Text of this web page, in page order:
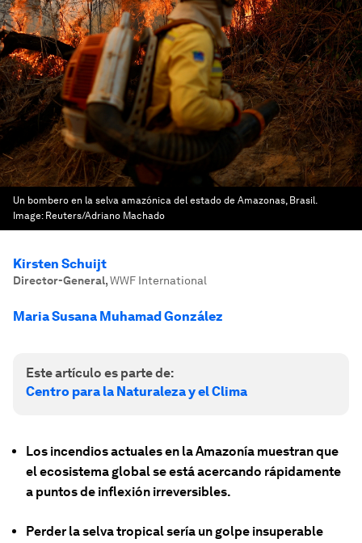
Un bombero en la selva amazónica del estado de Amazonas, Brasil.
Image: Reuters/Adriano Machado
Kirsten Schuijt
Director-General,WWF International
Maria Susana Muhamad González
Este artículo es parte de:
Centro para la Naturaleza y el Clima
Los incendios actuales en la Amazonía muestran que
el ecosistema global se está acercando rápidamente
a puntos de inflexión irreversibles.
Perder la selva tropical sería un golpe insuperable